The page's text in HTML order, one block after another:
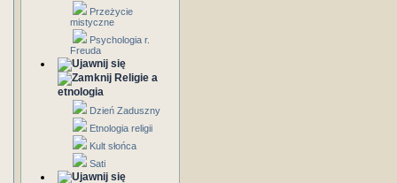
Przeżycie
mistyczne
Psychologia r.
Freuda
Religie a
etnologia
Dzień Zaduszny
Etnologia religii
Kult słońca
Sati